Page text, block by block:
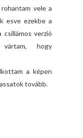
vele a
esve ezekbe a
csillámos verzió
hogy
a képen
tovább.